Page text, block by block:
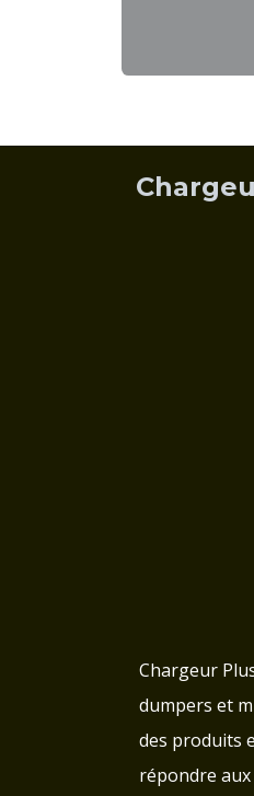
Chargeur
dumpers et
des produits
répondre